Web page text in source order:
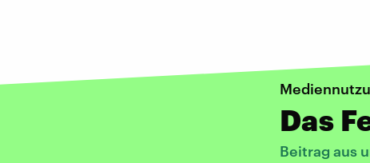
Das
Beitrag aus